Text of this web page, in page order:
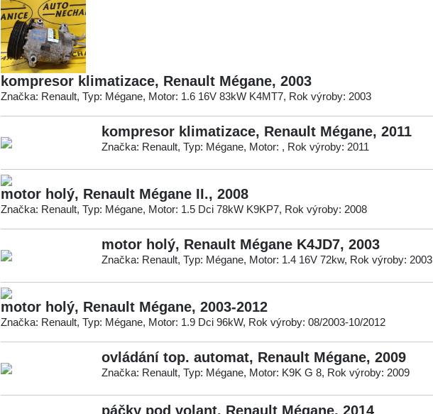
kompresor klimatizace, Renault Mégane, 2003
Značka: Renault, Typ: Mégane, Motor: 1.6 16V 83kW K4MT7, Rok výroby: 2003
kompresor klimatizace, Renault Mégane, 2011
Značka: Renault, Typ: Mégane, Motor: , Rok výroby: 2011
motor holý, Renault Mégane II., 2008
Značka: Renault, Typ: Mégane, Motor: 1.5 Dci 78kW K9KP7, Rok výroby: 2008
motor holý, Renault Mégane K4JD7, 2003
Značka: Renault, Typ: Mégane, Motor: 1.4 16V 72kw, Rok výroby: 2003
motor holý, Renault Mégane, 2003-2012
Značka: Renault, Typ: Mégane, Motor: 1.9 Dci 96kW, Rok výroby: 08/2003-10/2012
ovládání top. automat, Renault Mégane, 2009
Značka: Renault, Typ: Mégane, Motor: K9K G 8, Rok výroby: 2009
páčky pod volant, Renault Mégane, 2014